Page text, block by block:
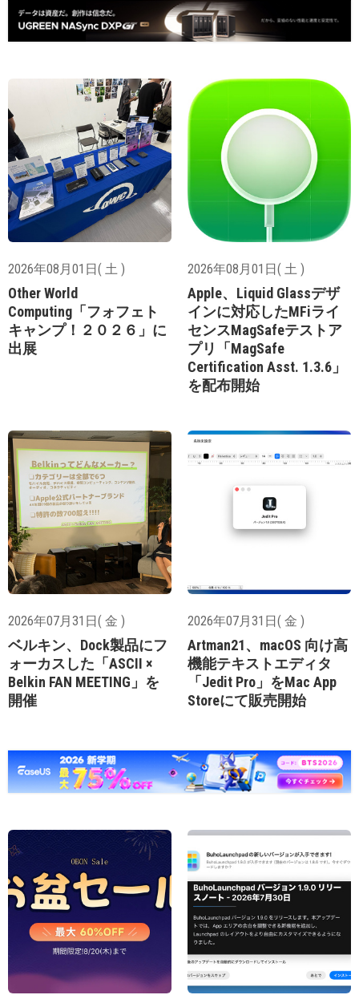
2026年08月01日( 土 )
Other World
Computing「フォフェト
キャンプ！２０２６」に
出展
2026年08月01日( 土 )
Apple、Liquid Glassデザ
インに対応したMFiライ
センスMagSafeテストア
プリ「MagSafe
Certification Asst. 1.3.6」
を配布開始
2026年07月31日( 金 )
ベルキン、Dock製品にフ
ォーカスした「ASCII ×
Belkin FAN MEETING」を
開催
2026年07月31日( 金 )
Artman21、macOS 向け高
機能テキストエディタ
「Jedit Pro」をMac App
Storeにて販売開始